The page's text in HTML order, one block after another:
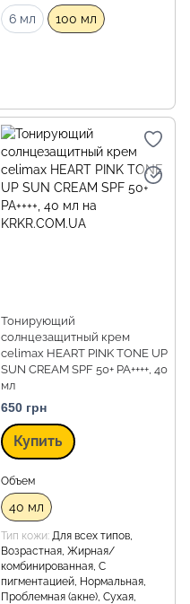
6 мл 100 мл
Тонирующий
солнцезащитный крем
celimax HEART PINK TONE UP
SUN CREAM SPF 50+ PA++++, 40
мл
650 грн
Купить
Объем
40 мл
Тип кожи Для всех типов,
Возрастная, Жирная/
комбинированная, С
пигментацией, Нормальная,
Проблемная (акне), Сухая,